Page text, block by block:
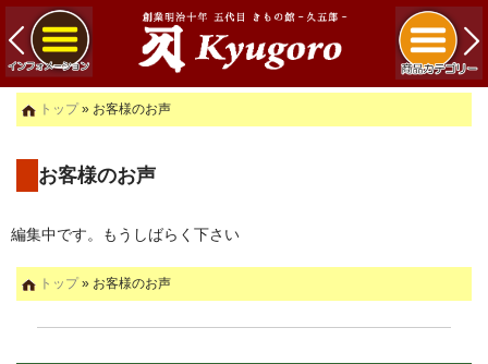
トップ» お客様のお声
お客様のお声
編集中です。もうしばらく下さい
トップ» お客様のお声